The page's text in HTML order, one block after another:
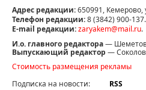
Адрес редакции:650991, Кемерово,
Телефон редакции:8 (3842) 900-137.
E-mail редакции:zaryakem@mail.ru.
И.о. главного редактора—
Выпускающий редактор —
Стоимость размещения рекламы
Подписка на новости:
RSS